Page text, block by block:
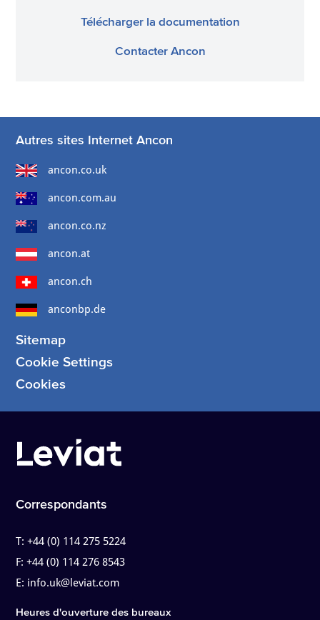
Télécharger la documentation
Contacter Ancon
Autres sites Internet Ancon
ancon.co.uk
ancon.com.au
ancon.co.nz
ancon.at
ancon.ch
anconbp.de
Sitemap
Cookie Settings
Cookies
Correspondants
T:+44 (0) 114 275 5224
F:+44 (0) 114 276 8543
E: info.uk@leviat.com
Heures d'ouverture des bureaux